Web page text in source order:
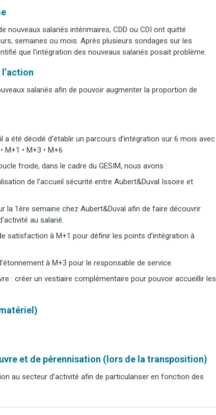
nouveaux salariés intérimaires, CDD ou CDI ont quitté
semaines ou mois. Après plusieurs sondages sur les
que l’intégration des nouveaux salariés posait problème.
salariés afin de pouvoir augmenter la proportion de
a été décidé d’établir un parcours d’intégration sur 6 mois avec
M+1 • M+3 • M+6
froide, dans le cadre du GESIM, nous avons :
de l’accueil sécurité entre Aubert&Duval Issoire et
la 1ère semaine chez Aubert&Duval afin de faire découvrir
au salarié.
satisfaction à M+1 pour définir les points d’intégration à
à M+3 pour le responsable de service.
: créer un vestiaire complémentaire pour pouvoir accueillir les
et de pérennisation (lors de la transposition)
au secteur d’activité afin de particulariser en fonction des